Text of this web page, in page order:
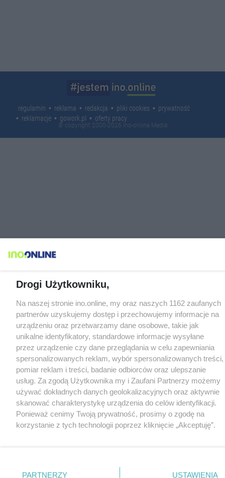
regulamin reklama redakcja pliki cookies
prywatność
reklamacje
gowork.pl oferty pracy
© copyright 2000-2026 Ino-online Media
Drogi Użytkowniku,
Na naszej stronie ino.online, my oraz naszych 1162 zaufanych
partnerów uzyskujemy dostęp i przechowujemy informacje na
urządzeniu oraz przetwarzamy dane osobowe, takie jak
unikalne identyfikatory, standardowe informacje wysyłane
przez urządzenie czy dane przeglądania w celu zapewniania
spersonalizowanych reklam, wybór spersonalizowanych treści,
pomiar reklam i treści, badanie odbiorców oraz ulepszanie
usług. Za zgodą Użytkownika my i Zaufani Partnerzy możemy
używać dokładnych danych geolokalizacyjnych oraz aktywnie
skanować charakterystykę urządzenia do celów identyfikacji.
Ponieważ cenimy Twoją prywatność, prosimy o zgodę na
korzystanie z tych technologii poprzez kliknięcie „Akceptuję”.
nie wymagają zgody użytkownika, ale masz prawo sprzeciwić
PARTNERZY USTAWIENIA